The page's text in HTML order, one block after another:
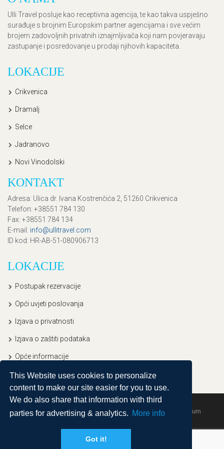
This Website uses cookies to personalize
content to make our site easier for you to use.
We do also share that information with third
parties for advertising & analytics. More info
Got it!
Ulli Travel posluje kao receptivna agencija, te kao takva uspješno
surađuje s brojnim Europskim partner agencijama i sve većim
brojem zadovoljnih privatnih iznajmljivača koji nam povjeravaju
zastupanje i posredovanje u prodaji njihovih kapaciteta.
LOKACIJE
Crikvenica
Dramalj
Selce
Jadranovo
Novi Vinodolski
KONTAKT
Adresa: Ulica dr. Ivana Kostrenčića 2, 51260 Crikvenica
Telefon: +38551 784 130
Fax: +38551 784 134
E-mail: info@ullitravel.com
ID kod: HR-AB-51-080906713
LOKACIJE
Postupak rezervacije
Opći uvjeti poslovanja
Izjava o privatnosti
Izjava o zaštiti podataka
Opće informacije
Copyright © 2020, Ullitravel |Sitemap| Powered by Agendum